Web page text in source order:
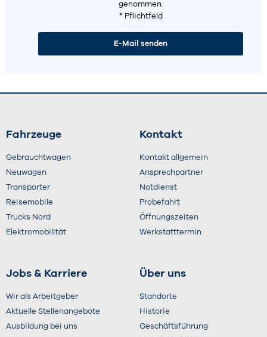
genommen.
* Pflichtfeld
Fahrzeuge
Gebrauchtwagen
Neuwagen
Transporter
Reisemobile
Trucks Nord
Elektromobilität
Kontakt
Kontakt allgemein
Ansprechpartner
Notdienst
Probefahrt
Öffnungszeiten
Werkstatttermin
Jobs & Karriere
Wir als Arbeitgeber
Aktuelle Stellenangebote
Ausbildung bei uns
Über uns
Standorte
Historie
Geschäftsführung